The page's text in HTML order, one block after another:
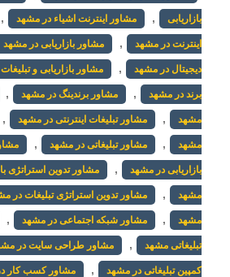
بازاریابی , مشاور اینترنت اشیاء در مشهد ,
اینترنت در مشهد , مشاور بازاریابی در مشهد
دیجیتال در مشهد , مشاور بازاریابی و
برند در مشهد , مشاور برندینگ در مشهد ,
مشهد , مشاور تبلیغات اینترنتی در مشهد ,
مشهد , مشاور تبلیغاتی در مشهد ,
بازاریابی در مشهد , مشاور تدوین استراتژی
مشهد , مشاور تدوین استراتژی تبلیغات در
مشهد , مشاور شبکه اجتماعی در مشهد ,
تبلیغاتی مشهد , مشاور طراحی سایت در
کمپین تبلیغاتی در مشهد , مشاور کسب کار